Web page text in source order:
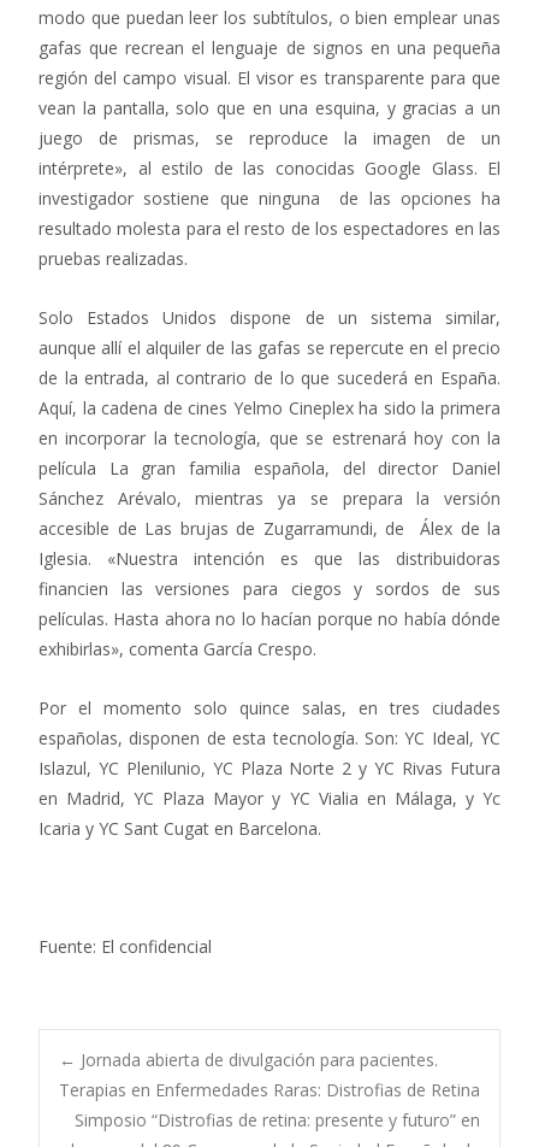
modo que puedan leer los subtítulos, o bien emplear unas
gafas que recrean el lenguaje de signos en una pequeña
región del campo visual. El visor es transparente para que
vean la pantalla, solo que en una esquina, y gracias a un
juego de prismas, se reproduce la imagen de un
intérprete», al estilo de las conocidas Google Glass. El
investigador sostiene que ninguna de las opciones ha
resultado molesta para el resto de los espectadores en las
pruebas realizadas.
Solo Estados Unidos dispone de un sistema similar,
aunque allí el alquiler de las gafas se repercute en el precio
de la entrada, al contrario de lo que sucederá en España.
Aquí, la cadena de cines Yelmo Cineplex ha sido la primera
en incorporar la tecnología, que se estrenará hoy con la
película La gran familia española, del director Daniel
Sánchez Arévalo, mientras ya se prepara la versión
accesible de Las brujas de Zugarramundi, de Álex de la
Iglesia. «Nuestra intención es que las distribuidoras
financien las versiones para ciegos y sordos de sus
películas. Hasta ahora no lo hacían porque no había dónde
exhibirlas», comenta García Crespo.
Por el momento solo quince salas, en tres ciudades
españolas, disponen de esta tecnología. Son: YC Ideal, YC
Islazul, YC Plenilunio, YC Plaza Norte 2 y YC Rivas Futura
en Madrid, YC Plaza Mayor y YC Vialia en Málaga, y Yc
Icaria y YC Sant Cugat en Barcelona.
Fuente: El confidencial
Navegación
← Jornada abierta de divulgación para pacientes.
Terapias en Enfermedades Raras: Distrofias de Retina
Simposio “Distrofias de retina: presente y futuro” en